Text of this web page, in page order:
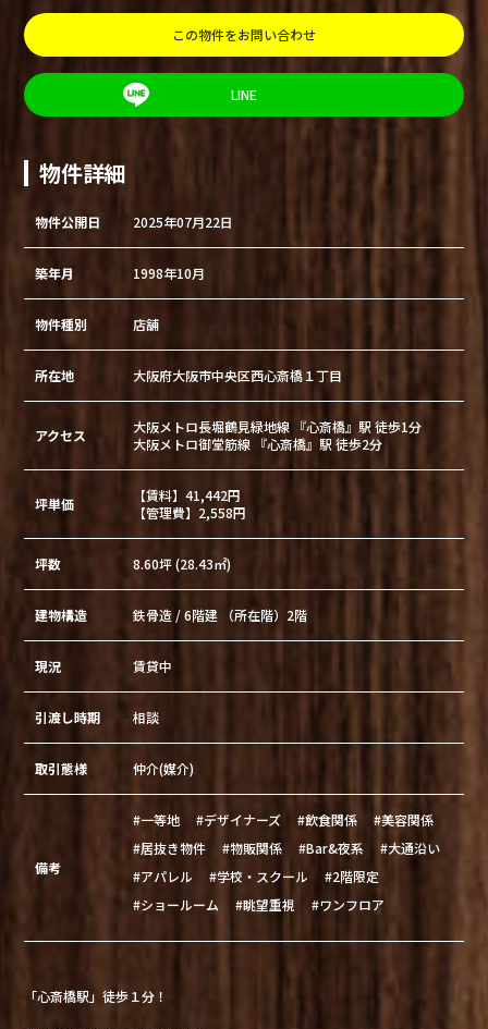
この物件をお問い合わせ
LINE
物件詳細
物件公開日 2025年07月22日
築年月 1998年10月
物件種別 店舗
所在地 大阪府大阪市中央区西心斎橋１丁目
アクセス
大阪メトロ長堀鶴見緑地線 『心斎橋』駅 徒歩1分
大阪メトロ御堂筋線 『心斎橋』駅 徒歩2分
坪単価
【賃料】41,442円
【管理費】2,558円
坪数 8.60坪 (28.43㎡)
建物構造 鉄骨造 / 6階建 （所在階）2階
現況 賃貸中
引渡し時期 相談
取引態様 仲介(媒介)
備考
#一等地 #デザイナーズ #飲食関係
#美容関係
#居抜き物件
#物販関係 #Bar&夜系
#大通沿い
#アパレル
#学校・スクール
#2階限定
#ショールーム
#眺望重視 #ワンフロア
「心斎橋駅」徒歩１分！